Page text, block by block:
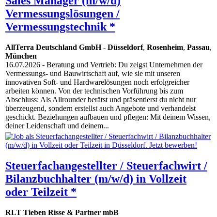
Vermessungslösungen /
Vermessungstechnik *
AllTerra Deutschland GmbH- Düsseldorf, Rosenheim, Passau,
München
16.07.2026 - Beratung und Vertrieb: Du zeigst Unternehmen der
Vermessungs- und Bauwirtschaft auf, wie sie mit unseren
innovativen Soft- und Hardwarelösungen noch erfolgreicher
arbeiten können. Von der technischen Vorführung bis zum
Abschluss: Als Allrounder berätst und präsentierst du nicht nur
überzeugend, sondern erstellst auch Angebote und verhandelst
geschickt. Beziehungen aufbauen und pflegen: Mit deinem Wissen,
deiner Leidenschaft und deinem...
Steuerfachangestellter / Steuerfachwirt /
Bilanzbuchhalter (m/w/d) in Vollzeit
oder Teilzeit *
RLT Tieben Risse & Partner mbB